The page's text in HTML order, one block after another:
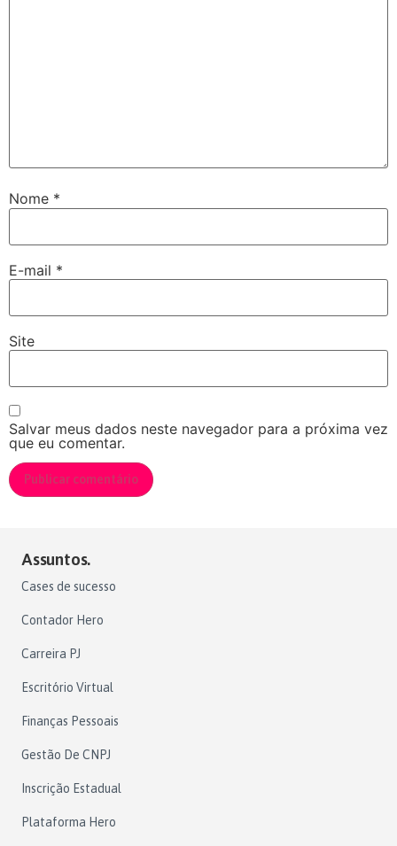
Nome *
E-mail *
Site
Salvar meus dados neste navegador para a próxima vez
que eu comentar.
Assuntos.
Cases de sucesso
Contador Hero
Carreira PJ
Escritório Virtual
Finanças Pessoais
Gestão De CNPJ
Inscrição Estadual
Plataforma Hero